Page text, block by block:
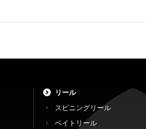
リール
スピニングリール
ベイトリール